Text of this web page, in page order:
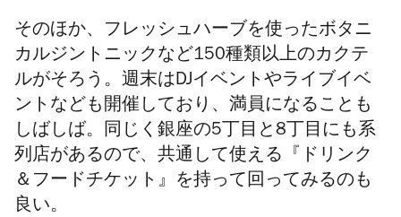
そのほか、フレッシュハーブを使ったボタニ
カルジントニックなど150種類以上のカクテ
ルがそろう。週末はDJイベントやライブイベ
ントなども開催しており、満員になることも
しばしば。同じく銀座の5丁目と8丁目にも系
列店があるので、共通して使える『ドリンク
＆フードチケット』を持って回ってみるのも
良い。